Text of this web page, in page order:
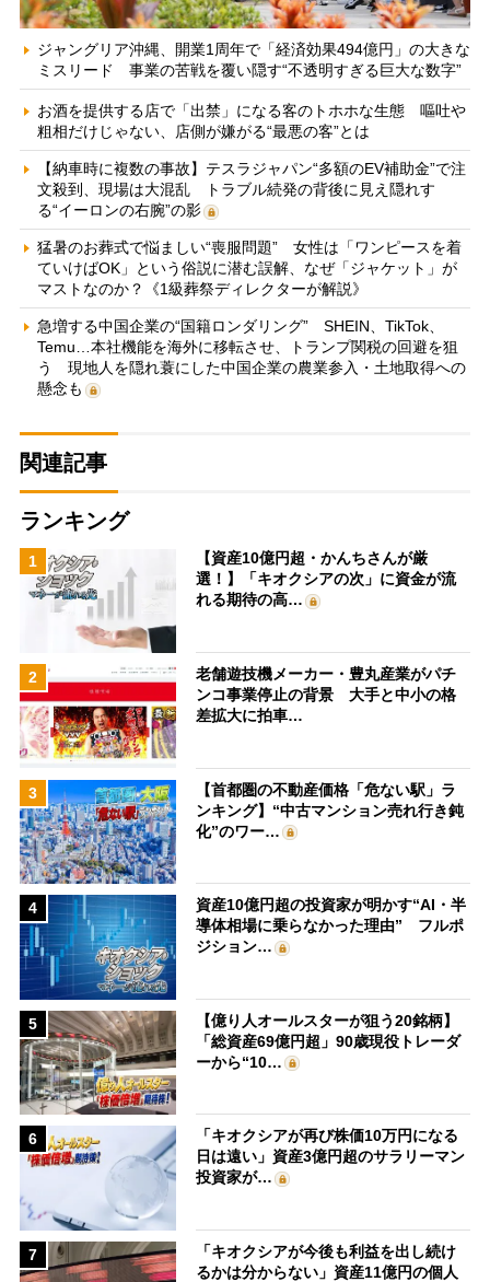
ジャングリア沖縄、開業1周年で「経済効果494億円」の大きな
ミスリード 事業の苦戦を覆い隠す“不透明すぎる巨大な数字”
お酒を提供する店で「出禁」になる客のトホホな生態 嘔吐や
粗相だけじゃない、店側が嫌がる“最悪の客”とは
【納車時に複数の事故】テスラジャパン“多額のEV補助金”で注
文殺到、現場は大混乱 トラブル続発の背後に見え隠れす
る“イーロンの右腕”の影
猛暑のお葬式で悩ましい“喪服問題” 女性は「ワンピースを着
ていけばOK」という俗説に潜む誤解、なぜ「ジャケット」が
マストなのか？《1級葬祭ディレクターが解説》
急増する中国企業の“国籍ロンダリング” SHEIN、TikTok、
Temu…本社機能を海外に移転させ、トランプ関税の回避を狙
う 現地人を隠れ蓑にした中国企業の農業参入・土地取得への
懸念も
関連記事
ランキング
1
【資産10億円超・かんちさんが厳
選！】「キオクシアの次」に資金が流
れる期待の高…
2
老舗遊技機メーカー・豊丸産業がパチ
ンコ事業停止の背景 大手と中小の格
差拡大に拍車…
3
【首都圏の不動産価格「危ない駅」ラ
ンキング】“中古マンション売れ行き鈍
化”のワー…
4
資産10億円超の投資家が明かす“AI・半
導体相場に乗らなかった理由” フルポ
ジション…
5
【億り人オールスターが狙う20銘柄】
「総資産69億円超」90歳現役トレーダ
ーから“10…
6
「キオクシアが再び株価10万円になる
日は遠い」資産3億円超のサラリーマン
投資家が…
7
「キオクシアが今後も利益を出し続け
るかは分からない」資産11億円の個人